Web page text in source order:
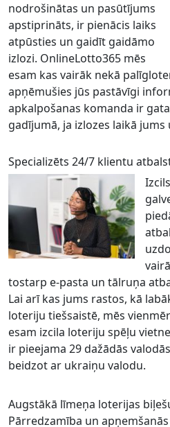
nodrošinātas un pasūtījums
apstiprināts, ir pienācis laiks
atpūsties un gaidīt gaidāmo
izlozi. OnlineLotto365 mēs
esam kas vairāk nekā
apņēmušies jūs pastāvīgi
apkalpošanas komanda ir
gadījumā, ja izlozes laikā jums
Specializēts 24/7 klientu
tostarp e-pasta un tālruņa
Lai arī kas jums rastos, kā
loteriju tiešsaistē, mēs
esam izcila loteriju spēļu
ir pieejama 29 dažādās
beidzot ar ukraiņu valodu.
Augstākā līmeņa loterijas
Pārredzamība un